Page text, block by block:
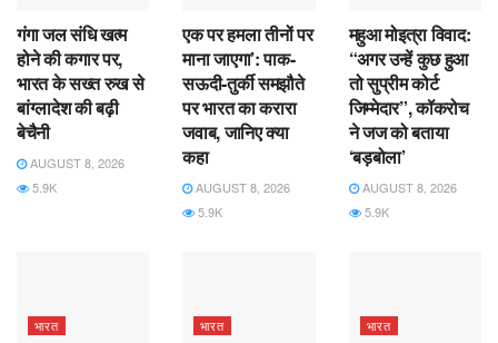
गंगा जल संधि खत्म
होने की कगार पर,
भारत के सख्त रुख से
बांग्लादेश की बढ़ी
बेचैनी
AUGUST 8, 2026
5.9K
एक पर हमला तीनों पर
माना जाएगा’: पाक-
सऊदी-तुर्की समझौते
पर भारत का करारा
जवाब, जानिए क्या
कहा
AUGUST 8, 2026
5.9K
महुआ मोइत्रा विवाद:
“अगर उन्हें कुछ हुआ
तो सुप्रीम कोर्ट
जिम्मेदार”, कॉकरोच
ने जज को बताया
‘बड़बोला’
AUGUST 8, 2026
5.9K
भारत भारत भारत